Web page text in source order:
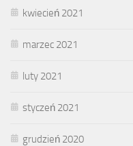
kwiecień 2021
marzec 2021
luty 2021
styczeń 2021
grudzień 2020